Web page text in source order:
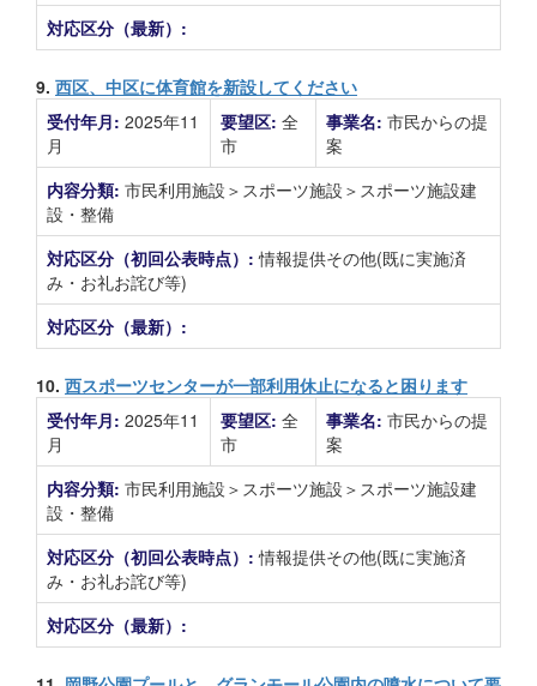
対応区分（最新）:
9. 西区、中区に体育館を新設してください
受付年月: 2025年11
月
要望区: 全
市
事業名: 市民からの提
案
内容分類: 市民利用施設＞スポーツ施設＞スポーツ施設建
設・整備
対応区分（初回公表時点）:情報提供その他(既に実施済
み・お礼お詫び等)
対応区分（最新）:
10. 西スポーツセンターが一部利用休止になると困ります
受付年月: 2025年11
月
要望区: 全
市
事業名: 市民からの提
案
内容分類: 市民利用施設＞スポーツ施設＞スポーツ施設建
設・整備
対応区分（初回公表時点）:情報提供その他(既に実施済
み・お礼お詫び等)
対応区分（最新）: